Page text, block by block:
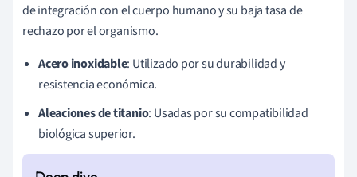
de integración con el cuerpo humano y su baja tasa de
rechazo por el organismo.
Acero inoxidable: Utilizado por su durabilidad y
resistencia económica.
Aleaciones de titanio: Usadas por su compatibilidad
biológica superior.